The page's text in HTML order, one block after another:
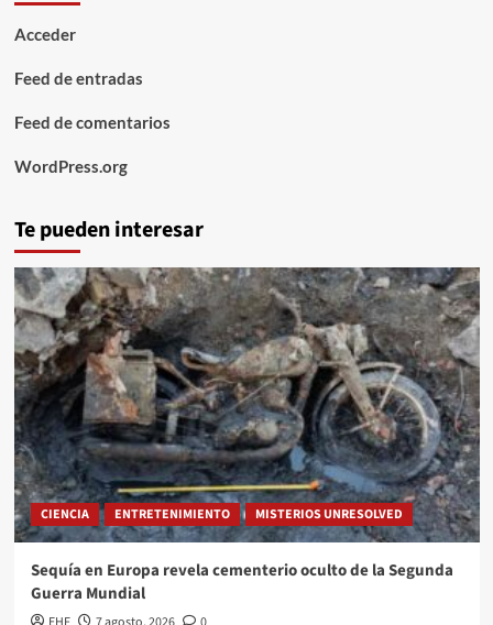
Acceder
Feed de entradas
Feed de comentarios
WordPress.org
Te pueden interesar
CIENCIA ENTRETENIMIENTO MISTERIOS UNRESOLVED
Sequía en Europa revela cementerio oculto de la Segunda
Guerra Mundial